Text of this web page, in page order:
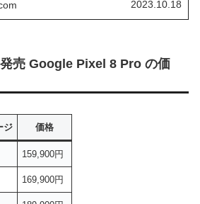
2023.10.18
売 Google Pixel 8 Pro の価
ジ 価格
159,900円
169,900円